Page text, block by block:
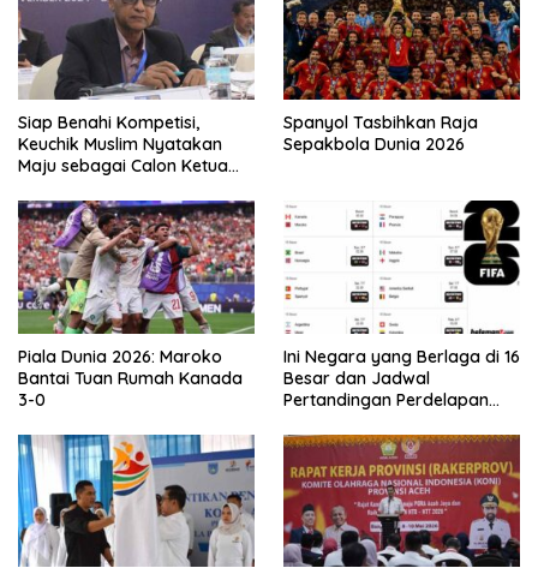
Siap Benahi Kompetisi,
Keuchik Muslim Nyatakan
Maju sebagai Calon Ketua
Spanyol Tasbihkan Raja
Sepakbola Dunia 2026
Piala Dunia 2026: Maroko
Bantai Tuan Rumah Kanada
3-0
Ini Negara yang Berlaga di 16
Besar dan Jadwal
Pertandingan Perdelapan